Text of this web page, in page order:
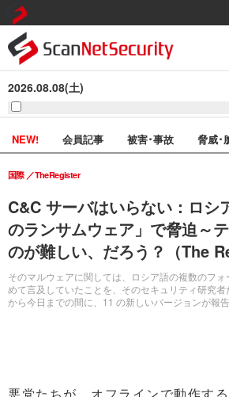
2026.08.08(土)
NEW! 会員記事 被害･事故 脅威･
C&C サーバはいらない：ロシ
のランサムウェア」で脅迫～
のが難しい、だろう？（The
そのマルウェアに関しては、ロシア語の複数のフ
めて言及していたことを、そのセキュリティ研究
から今日までの間に、11 の新しいバージョンが報告
国際 TheRegister